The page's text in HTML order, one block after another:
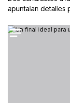
apuntalan detalles